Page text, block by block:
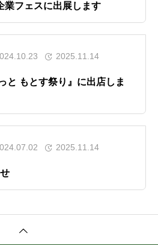
フェスに出展します
2025.11.14
と もとす祭り』に出店しま
2025.11.14